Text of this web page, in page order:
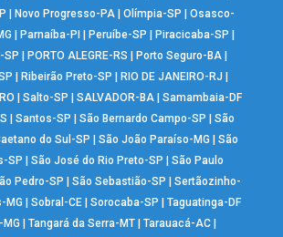
|Novo Progresso-PA |Olímpia-SP |Osasco-
|Parnaíba-PI |Peruíbe-SP |Piracicaba-SP |
SP |PORTO ALEGRE-RS |Porto Seguro-BA |
|Ribeirão Preto-SP |RIO DE JANEIRO-RJ |
| Salto-SP | SALVADOR-BA| Samambaia-DF
|Santos-SP |São Bernardo Campo-SP |São
do Sul-SP |São João Paraíso-MG |São
SP |São José do Rio Preto-SP |São Paulo
Pedro-SP |São Sebastião-SP |Sertãozinho-
MG |Sobral-CE |Sorocaba-SP |Taguatinga-DF
| Tangará da Serra-MT| Tarauacá-AC|